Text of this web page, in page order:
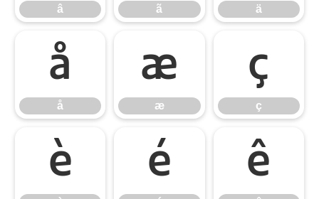
â ã ä
å
å
æ
æ
ç
ç
è é ê